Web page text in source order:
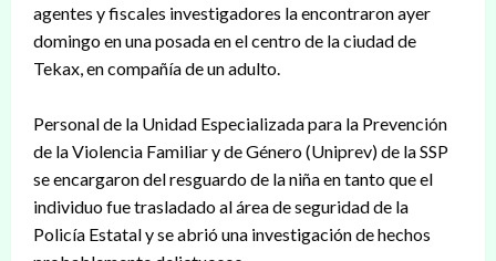
agentes y fiscales investigadores la encontraron ayer
domingo en una posada en el centro de la ciudad de
Tekax, en compañía de un adulto.
Personal de la Unidad Especializada para la Prevención
de la Violencia Familiar y de Género (Uniprev) de la SSP
se encargaron del resguardo de la niña en tanto que el
individuo fue trasladado al área de seguridad de la
Policía Estatal y se abrió una investigación de hechos